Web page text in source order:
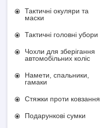
Тактичні окуляри та
маски
Тактичні головні убори
Чохли для зберігання
автомобільних коліс
Намети, спальники,
гамаки
Стяжки проти ковзання
Подарункові сумки